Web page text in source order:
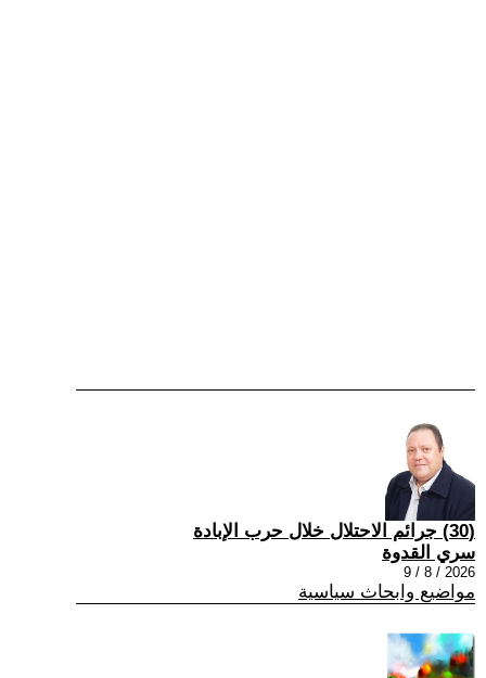
(30) جرائم الاحتلال خلال حرب الإبادة
سري القدوة
2026 / 8 / 9
مواضيع وابحاث سياسية